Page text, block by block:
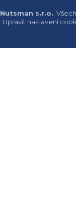
Nutsman s.r.o. .
Upravit nastavení